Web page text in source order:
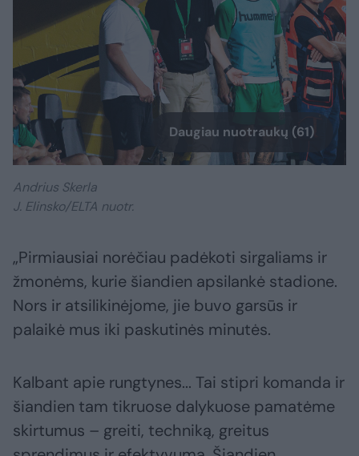
Daugiau nuotraukų (61)
Andrius Skerla
J. Elinsko/ELTA nuotr.
„Pirmiausiai norėčiau padėkoti sirgaliams ir
žmonėms, kurie šiandien apsilankė stadione.
Nors ir atsilikinėjome, jie buvo garsūs ir
palaikė mus iki paskutinės minutės.
Kalbant apie rungtynes... Tai stipri komanda ir
šiandien tam tikruose dalykuose pamatėme
skirtumus – greiti, techniką, greitus